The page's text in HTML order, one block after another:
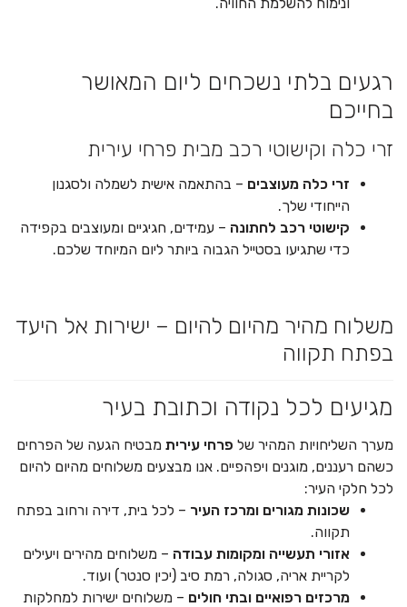
רגעים בלתי נשכחים ליום המאושר
בחייכם
זרי כלה וקישוטי רכב מבית פרחי עירית
זרי כלה מעוצבים – בהתאמה אישית לשמלה ולסגנון
הייחודי שלך.
קישוטי רכב לחתונה – עמידים, חגיגיים ומעוצבים בקפידה
כדי שתגיעו בסטייל הגבוה ביותר ליום המיוחד שלכם.
משלוח מהיר מהיום להיום – ישירות אל היעד
בפתח תקווה
מגיעים לכל נקודה וכתובת בעיר
מערך השליחויות המהיר של פרחי עירית מבטיח הגעה של הפרחים
כשהם רעננים, מוגנים ויפהפיים. אנו מבצעים משלוחים מהיום להיום
לכל חלקי העיר:
שכונות מגורים ומרכז העיר – לכל בית, דירה ורחוב בפתח
תקווה.
אזורי תעשייה ומקומות עבודה – משלוחים מהירים ויעילים
לקריית אריה, סגולה, רמת סיב (יכין סנטר) ועוד.
מרכזים רפואיים ובתי חולים – משלוחים ישירות למחלקות